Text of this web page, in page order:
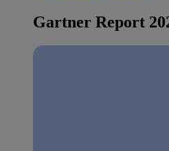
Gartner Report